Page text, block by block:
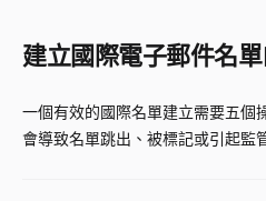
建立國際電子郵件名
一個有效的國際名單建立需要五個
會導致名單跳出、被標記或引起監